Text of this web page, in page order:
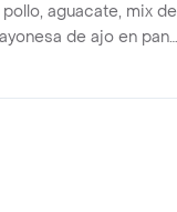
aguacate, mix de
de ajo en pan
madre.